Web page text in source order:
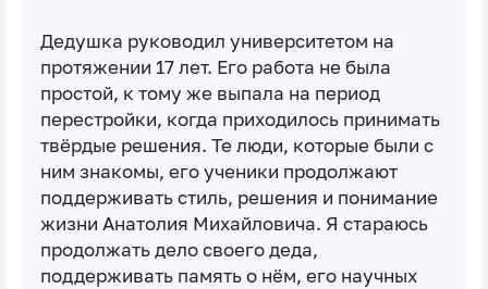
Дедушка руководил университетом на
протяжении 17 лет. Его работа не была
простой, к тому же выпала на период
перестройки, когда приходилось принимать
твёрдые решения. Те люди, которые были с
ним знакомы, его ученики продолжают
поддерживать стиль, решения и понимание
жизни Анатолия Михайловича. Я стараюсь
продолжать дело своего деда,
поддерживать память о нём, его научных